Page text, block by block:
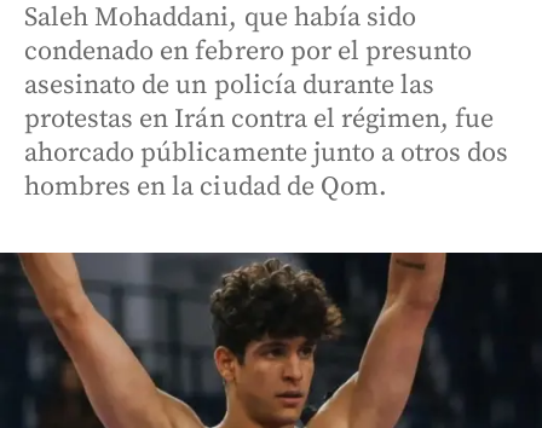
Saleh Mohaddani, que había sido
condenado en febrero por el presunto
asesinato de un policía durante las
protestas en Irán contra el régimen, fue
ahorcado públicamente junto a otros dos
hombres en la ciudad de Qom.